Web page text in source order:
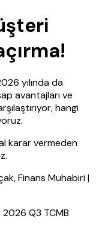
yılında da
avantajları ve
hangi
karar vermeden
Finans Muhabiri |
Q3 TCMB